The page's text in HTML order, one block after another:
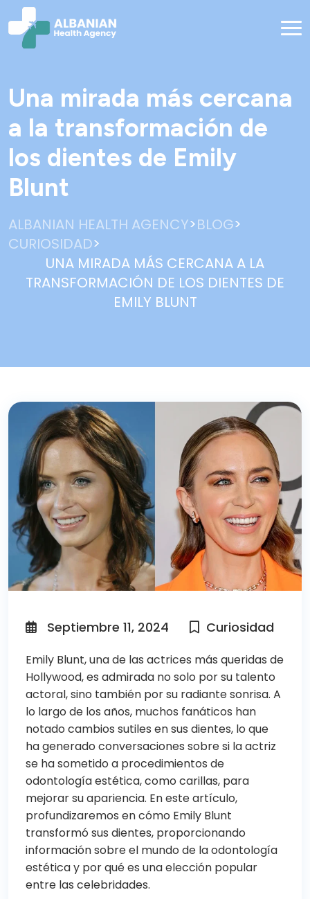
Una mirada más cercana
a la transformación de
los dientes de Emily
Blunt
ALBANIAN HEALTH AGENCY>BLOG>
CURIOSIDAD>
UNA MIRADA MÁS CERCANA A LA
TRANSFORMACIÓN DE LOS DIENTES DE
EMILY BLUNT
Septiembre 11, 2024 Curiosidad
Emily Blunt, una de las actrices más queridas de
Hollywood, es admirada no solo por su talento
actoral, sino también por su radiante sonrisa. A
lo largo de los años, muchos fanáticos han
notado cambios sutiles en sus dientes, lo que
ha generado conversaciones sobre si la actriz
se ha sometido a procedimientos de
odontología estética, como carillas, para
mejorar su apariencia. En este artículo,
profundizaremos en cómo Emily Blunt
transformó sus dientes, proporcionando
información sobre el mundo de la odontología
estética y por qué es una elección popular
entre las celebridades.